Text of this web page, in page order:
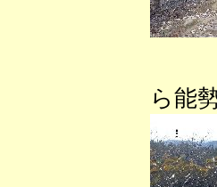
ら能